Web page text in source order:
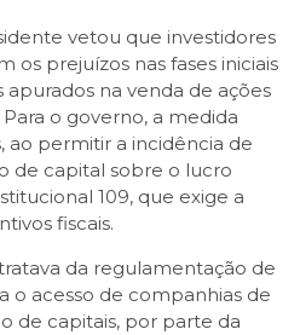
vetou que investidores
os prejuízos nas fases iniciais
na venda de ações
o governo, a medida
ao permitir a incidência de
de capital sobre o lucro
109, que exige a
fiscais.
da regulamentação de
o acesso de companhias de
de capitais, por parte da